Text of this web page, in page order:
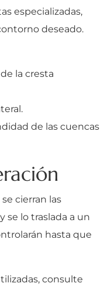
especializadas,
deseado.
la cresta
de las cuencas
cierran las
se lo traslada a un
hasta que
consulte